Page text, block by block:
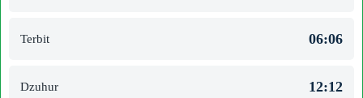
Terbit 06:06
Dzuhur 12:12